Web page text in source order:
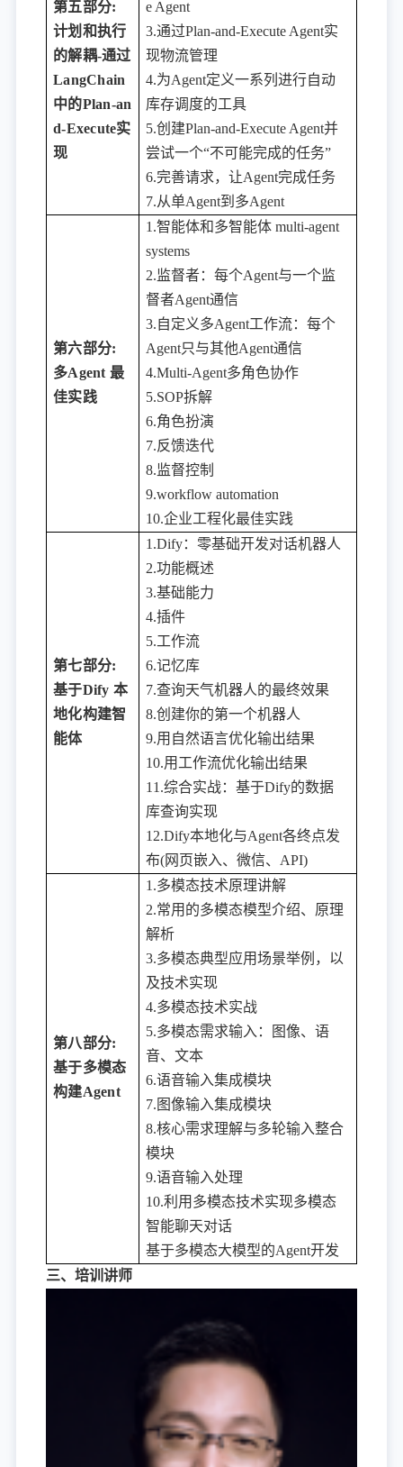
第五部分:
计划和执行
的解耦-通过
LangChain
中的Plan-an
d-Execute实
现
e Agent
3.通过Plan-and-Execute Agent实
现物流管理
4.为Agent定义一系列进行自动
库存调度的工具
5.创建Plan-and-Execute Agent并
尝试一个“不可能完成的任务”
6.完善请求，让Agent完成任务
7.从单Agent到多Agent
第六部分:
多Agent 最
佳实践
1.智能体和多智能体 multi-agent
systems
2.监督者：每个Agent与一个监
督者Agent通信
3.自定义多Agent工作流：每个
Agent只与其他Agent通信
4.Multi-Agent多角色协作
5.SOP拆解
6.角色扮演
7.反馈迭代
8.监督控制
9.workflow automation
10.企业工程化最佳实践
第七部分:
基于Dify 本
地化构建智
能体
1.Dify：零基础开发对话机器人
2.功能概述
3.基础能力
4.插件
5.工作流
6.记忆库
7.查询天气机器人的最终效果
8.创建你的第一个机器人
9.用自然语言优化输出结果
10.用工作流优化输出结果
11.综合实战：基于Dify的数据
库查询实现
12.Dify本地化与Agent各终点发
布(网页嵌入、微信、API)
第八部分:
基于多模态
构建Agent
1.多模态技术原理讲解
2.常用的多模态模型介绍、原理
解析
3.多模态典型应用场景举例，以
及技术实现
4.多模态技术实战
5.多模态需求输入：图像、语
音、文本
6.语音输入集成模块
7.图像输入集成模块
8.核心需求理解与多轮输入整合
模块
9.语音输入处理
10.利用多模态技术实现多模态
智能聊天对话
基于多模态大模型的Agent开发
三、培训讲师